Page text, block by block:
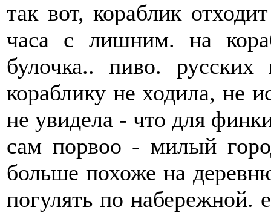
так вот, кораблик
часа с лишним. на
булочка.. пиво.
кораблику не ходила, не
не увидела - что для
сам порвоо - милый
больше похоже на
погулять по набережной.